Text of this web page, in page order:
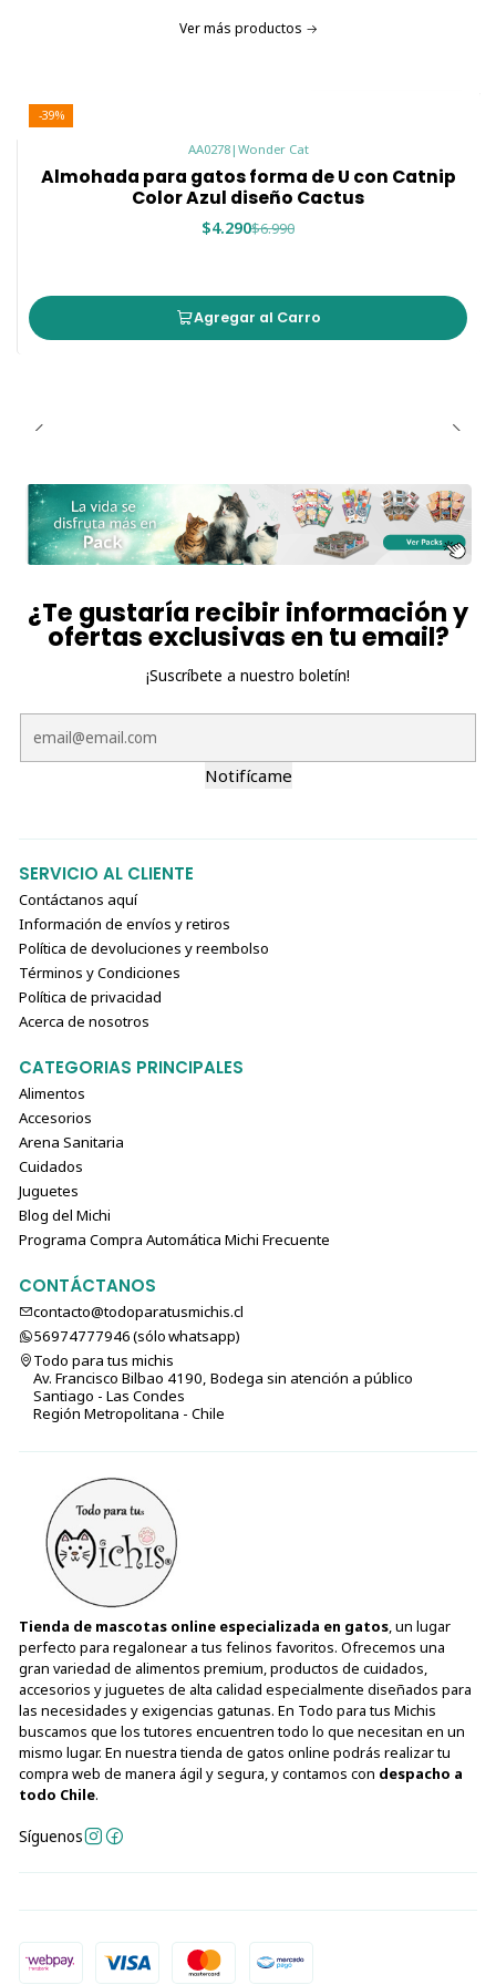
Ver más productos
-39%
AA0278| Wonder Cat
Almohada para gatos forma de U con Catnip
Color Azul diseño Cactus
$4.290$6.990
Agregar al Carro
¿Te gustaría recibir información y
ofertas exclusivas en tu email?
¡Suscríbete a nuestro boletín!
Notifícame
SERVICIO AL CLIENTE
Contáctanos aquí
Información de envíos y retiros
Política de devoluciones y reembolso
Términos y Condiciones
Política de privacidad
Acerca de nosotros
CATEGORIAS PRINCIPALES
Alimentos
Accesorios
Arena Sanitaria
Cuidados
Juguetes
Blog del Michi
Programa Compra Automática Michi Frecuente
CONTÁCTANOS
contacto@todoparatusmichis.cl
56974777946 (sólo⁣⁣⁣⁣⁣​​​​​​​​​​​​​​​ whatsapp)
Todo para tus michis
Av. Francisco Bilbao 4190, Bodega sin atención a público
Santiago - Las Condes
Región Metropolitana - Chile
Tienda de mascotas online especializada en gatos, un lugar
perfecto para regalonear a tus felinos favoritos. Ofrecemos una
gran variedad de alimentos premium, productos de cuidados,
accesorios y juguetes de alta calidad especialmente diseñados para
las necesidades y exigencias gatunas. En Todo para tus Michis
buscamos que los tutores encuentren todo lo que necesitan en un
mismo lugar. En nuestra tienda de gatos online podrás realizar tu
compra web de manera ágil y segura, y contamos con despacho a
todo Chile.
Síguenos